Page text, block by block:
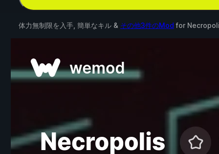
体力無制限を入手, 簡単なキル & その他3件のMod for